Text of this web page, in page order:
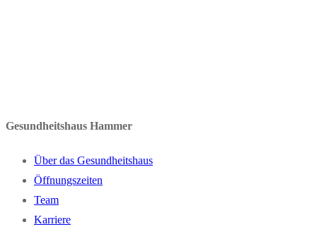
Gesundheitshaus Hammer
Über das Gesundheitshaus
Öffnungszeiten
Team
Karriere